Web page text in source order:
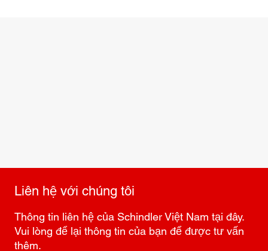
Liên hệ với chúng tôi
Thông tin liên hệ của Schindler Việt Nam tại đây.
Vui lòng để lại thông tin của bạn để được tư vấn
thêm.